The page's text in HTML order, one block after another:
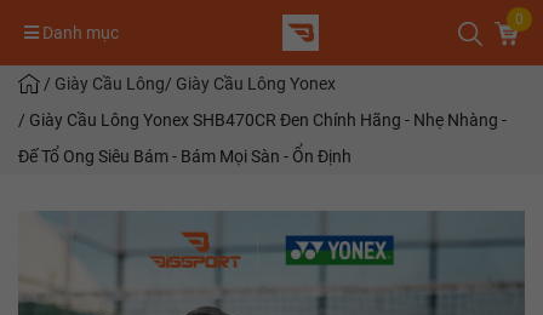
Danh mục
0
/ Giày Cầu Lông/ Giày Cầu Lông Yonex
/ Giày Cầu Lông Yonex SHB470CR Đen Chính Hãng - Nhẹ Nhàng -
Đế Tổ Ong Siêu Bám - Bám Mọi Sàn - Ổn Định